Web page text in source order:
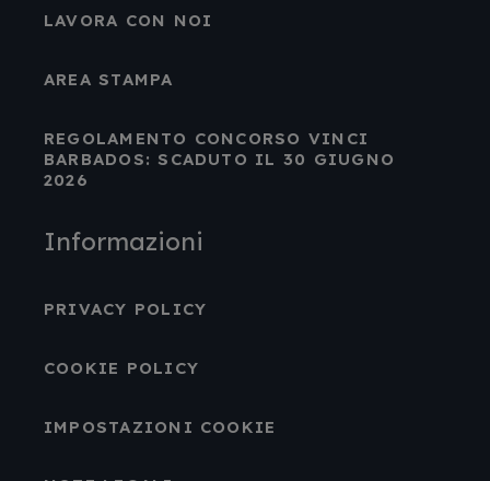
LAVORA CON NOI
AREA STAMPA
REGOLAMENTO CONCORSO VINCI
BARBADOS: SCADUTO IL 30 GIUGNO
2026
Informazioni
PRIVACY POLICY
COOKIE POLICY
IMPOSTAZIONI COOKIE